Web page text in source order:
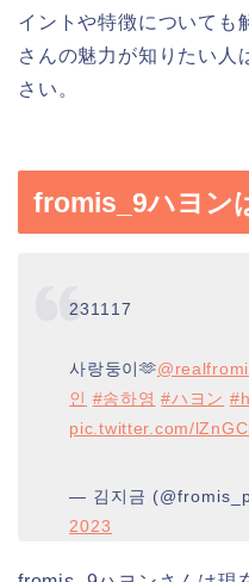
イントや特徴についても
さんの魅力が知りたい人
さい。
fromis_9ハヨン
231117
사랑둥이🫶
인 #송하영 #ハヨン
pic.twitter.com/
— 김지금
2023